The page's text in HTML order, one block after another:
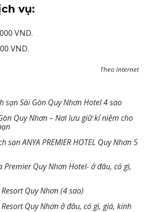
vụ:
VND.
VND.
Theo Internet
sạn Sài Gòn Quy Nhơn Hotel 4 sao
Quy Nhơn – Nơi lưu giữ kỉ niệm cho
sạn ANYA PREMIER HOTEL Quy Nhơn 5
Premier Quy Nhơn Hotel- ở đâu, có gì,
Quy Nhơn (4 sao)
Quy Nhơn ở đâu, có gì, giá, kinh